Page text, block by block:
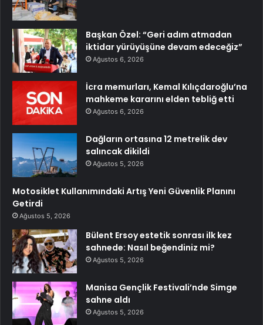
Başkan Özel: “Geri adım atmadan
iktidar yürüyüşüne devam edeceğiz”
Ağustos 6, 2026
İcra memurları, Kemal Kılıçdaroğlu’na
mahkeme kararını elden tebliğ etti
Ağustos 6, 2026
Dağların ortasına 12 metrelik dev
salıncak dikildi
Ağustos 5, 2026
Motosiklet Kullanımındaki Artış Yeni Güvenlik Planını
Getirdi
Ağustos 5, 2026
Bülent Ersoy estetik sonrası ilk kez
sahnede: Nasıl beğendiniz mi?
Ağustos 5, 2026
Manisa Gençlik Festivali’nde Simge
sahne aldı
Ağustos 5, 2026